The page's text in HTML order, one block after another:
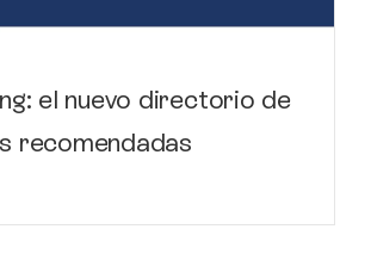
el nuevo directorio de
recomendadas